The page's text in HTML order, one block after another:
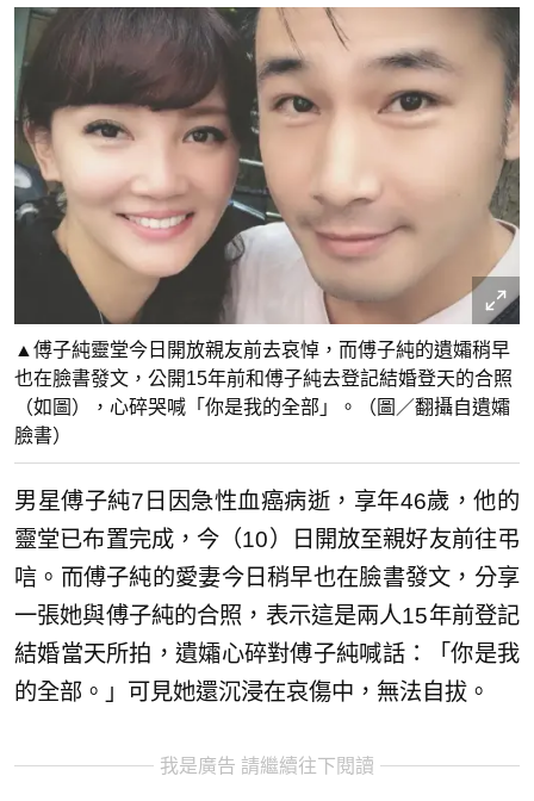
▲傅子純靈堂今日開放親友前去哀悼，而傅子純的遺孀稍早
也在臉書發文，公開15年前和傅子純去登記結婚登天的合照
（如圖），心碎哭喊「你是我的全部」。（圖／翻攝自遺孀
臉書）
男星傅子純7日因急性血癌病逝，享年46歲，他的
靈堂已布置完成，今（10）日開放至親好友前往弔
唁。而傅子純的愛妻今日稍早也在臉書發文，分享
一張她與傅子純的合照，表示這是兩人15年前登記
結婚當天所拍，遺孀心碎對傅子純喊話：「你是我
的全部。」可見她還沉浸在哀傷中，無法自拔。
我是廣告 請繼續往下閱讀